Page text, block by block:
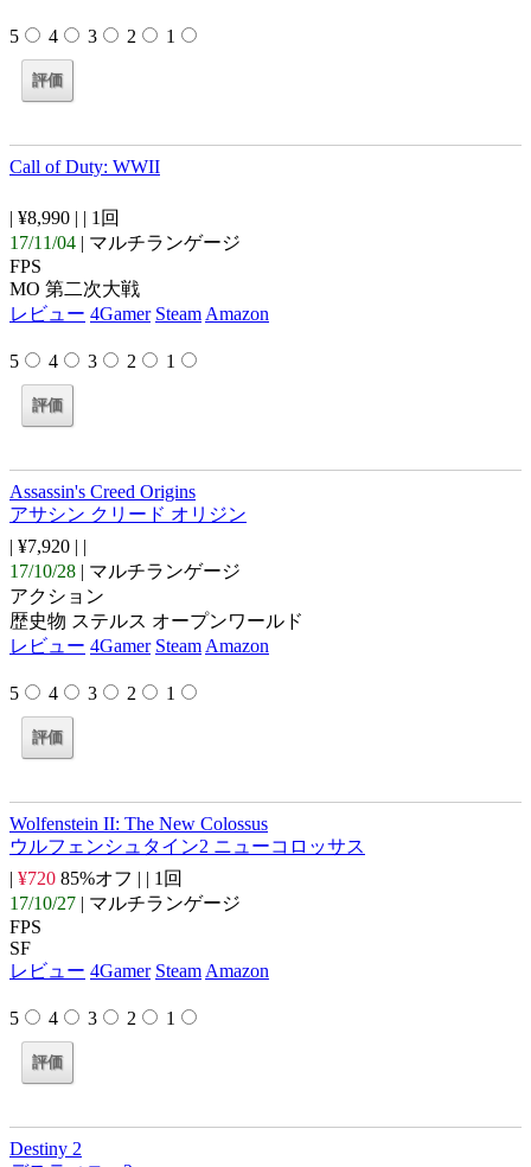
5 4 3 2 1
Call of Duty: WWII
| ¥8,990 | | 1回
17/11/04 | マルチランゲージ
FPS
MO 第二次大戦
レビュー 4Gamer Steam Amazon
5 4 3 2 1
Assassin's Creed Origins
アサシン クリード オリジン
| ¥7,920 | |
17/10/28 | マルチランゲージ
アクション
歴史物 ステルス オープンワールド
レビュー 4Gamer Steam Amazon
5 4 3 2 1
Wolfenstein II: The New Colossus
ウルフェンシュタイン2 ニューコロッサス
| ¥720 85%オフ | | 1回
17/10/27 | マルチランゲージ
FPS
SF
レビュー 4Gamer Steam Amazon
5 4 3 2 1
Destiny 2